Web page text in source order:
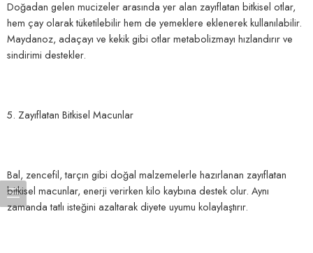
Doğadan gelen mucizeler arasında yer alan zayıflatan bitkisel otlar,
hem çay olarak tüketilebilir hem de yemeklere eklenerek kullanılabilir.
Maydanoz, adaçayı ve kekik gibi otlar metabolizmayı hızlandırır ve
sindirimi destekler.
5. Zayıflatan Bitkisel Macunlar
Bal, zencefil, tarçın gibi doğal malzemelerle hazırlanan zayıflatan
bitkisel macunlar, enerji verirken kilo kaybına destek olur. Aynı
zamanda tatlı isteğini azaltarak diyete uyumu kolaylaştırır.